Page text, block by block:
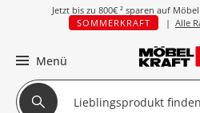
Jetzt bis zu 800€ ² sparen auf
SOMMERKRAFT
| Alle
Menü